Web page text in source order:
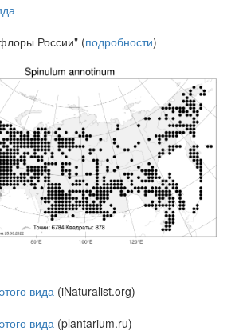
России" (подробности)
вида (iNaturalist.org)
вида (plantarium.ru)